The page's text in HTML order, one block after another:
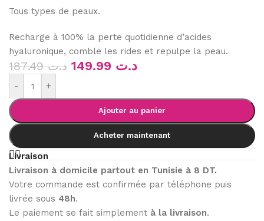
Tous types de peaux.
Recharge à 100% la perte quotidienne d’acides
hyaluronique, comble les rides et repulpe la peau.
د.ت187.49 د.ت
- +
Ajouter au panier
Acheter maintenant
Livraison
Livraison à domicile partout en Tunisie à 8 DT.
Votre commande est confirmée par téléphone puis
livrée sous 48h.
Le paiement se fait simplement à la livraison.